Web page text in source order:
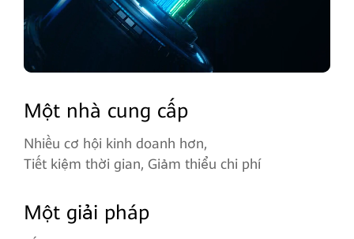
Một nhà cung cấp
Nhiều cơ hội kinh doanh hơn,
Tiết kiệm thời gian, Giảm thiểu chi phí
Một giải pháp